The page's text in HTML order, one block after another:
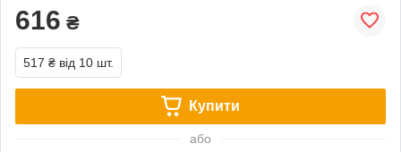
616 ₴
517 ₴ від 10 шт.
Купити
або